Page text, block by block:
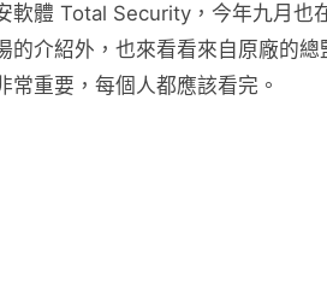
軟體 Total Security，今年九月也
的介紹外，也來看看來自原廠的總
常重要，每個人都應該看完。